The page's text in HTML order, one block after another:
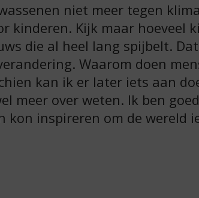
niet meer tegen
kinderen. Kijk maar hoeveel
die al heel lang spijbelt.
Waarom doen
kan ik er later iets aan
meer over weten. Ik ben
kon inspireren om de wereld